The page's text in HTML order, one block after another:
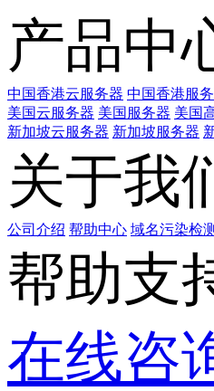
产品中
中国香港云服务器 中国香港服
美国云服务器 美国服务器 美国
新加坡云服务器 新加坡服务器
关于我
公司介绍 帮助中心 域名污染检测
帮助支
在线咨